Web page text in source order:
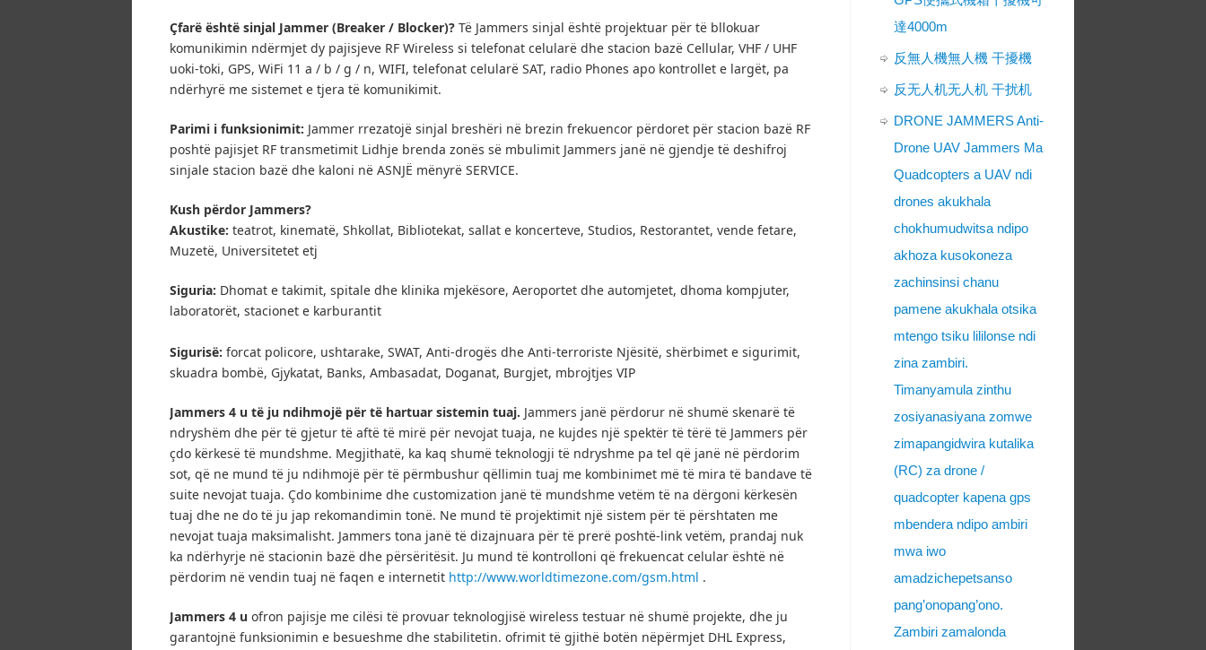
Çfarë është sinjal Jammer (Breaker / Blocker)? Të Jammers sinjal është projektuar për të bllokuar
komunikimin ndërmjet dy pajisjeve RF Wireless si telefonat celularë dhe stacion bazë Cellular, VHF / UHF
uoki-toki, GPS, WiFi 11 a / b / g / n, WIFI, telefonat celularë SAT, radio Phones apo kontrollet e largët, pa
ndërhyrë me sistemet e tjera të komunikimit.
Parimi i funksionimit: Jammer rrezatojë sinjal breshëri në brezin frekuencor përdoret për stacion bazë RF
poshtë pajisjet RF transmetimit Lidhje brenda zonës së mbulimit Jammers janë në gjendje të deshifroj
sinjale stacion bazë dhe kaloni në ASNJË mënyrë SERVICE.
Kush përdor Jammers?
Akustike: teatrot, kinematë, Shkollat, Bibliotekat, sallat e koncerteve, Studios, Restorantet, vende fetare,
Muzetë, Universitetet etj
Siguria: Dhomat e takimit, spitale dhe klinika mjekësore, Aeroportet dhe automjetet, dhoma kompjuter,
laboratorët, stacionet e karburantit
Sigurisë: forcat policore, ushtarake, SWAT, Anti-drogës dhe Anti-terroriste Njësitë, shërbimet e sigurimit,
skuadra bombë, Gjykatat, Banks, Ambasadat, Doganat, Burgjet, mbrojtjes VIP
Jammers 4 u të ju ndihmojë për të hartuar sistemin tuaj. Jammers janë përdorur në shumë skenarë të
ndryshëm dhe për të gjetur të aftë të mirë për nevojat tuaja, ne kujdes një spektër të tërë të Jammers për
çdo kërkesë të mundshme. Megjithatë, ka kaq shumë teknologji të ndryshme pa tel që janë në përdorim
sot, që ne mund të ju ndihmojë për të përmbushur qëllimin tuaj me kombinimet më të mira të bandave të
suite nevojat tuaja. Çdo kombinime dhe customization janë të mundshme vetëm të na dërgoni kërkesën
tuaj dhe ne do të ju jap rekomandimin tonë. Ne mund të projektimit një sistem për të përshtaten me
nevojat tuaja maksimalisht. Jammers tona janë të dizajnuara për të prerë poshtë-link vetëm, prandaj nuk
ka ndërhyrje në stacionin bazë dhe përsëritësit. Ju mund të kontrolloni që frekuencat celular është në
përdorim në vendin tuaj në faqen e internetit http://www.worldtimezone.com/gsm.html .
Jammers 4 u ofron pajisje me cilësi të provuar teknologjisë wireless testuar në shumë projekte, dhe ju
garantojnë funksionimin e besueshme dhe stabilitetin. ofrimit të gjithë botën nëpërmjet DHL Express,
達4000m
反無人機無人機 干擾機
反无人机无人机 干扰机
DRONE JAMMERS Anti-
Drone UAV Jammers Ma
Quadcopters a UAV ndi
drones akukhala
chokhumudwitsa ndipo
akhoza kusokoneza
zachinsinsi chanu
pamene akukhala otsika
mtengo tsiku lililonse ndi
zina zambiri.
Timanyamula zinthu
zosiyanasiyana zomwe
zimapangidwira kutalika
(RC) za drone /
quadcopter kapena gps
mbendera ndipo ambiri
mwa iwo
amadzichepetsanso
pang’onopang’ono.
Zambiri zamalonda